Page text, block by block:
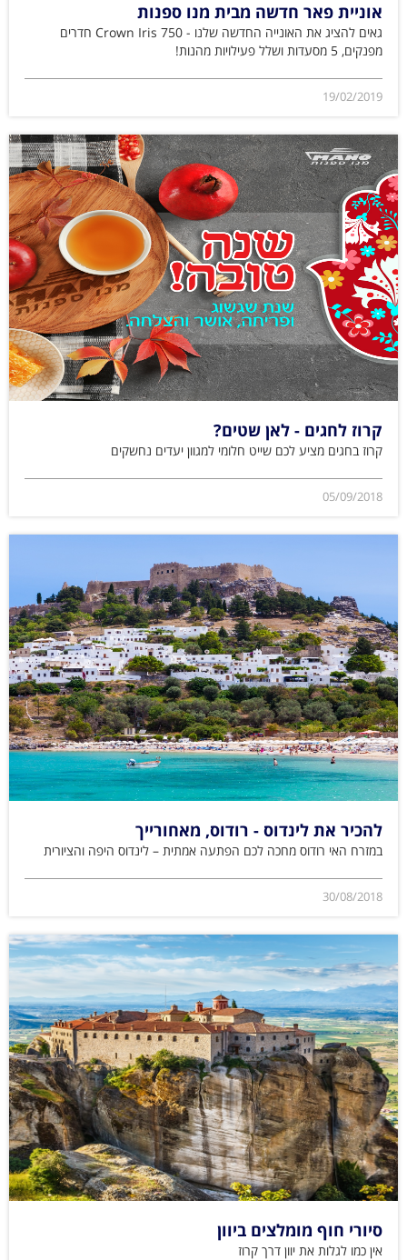
אוניית פאר חדשה מבית מנו ספנות
גאים להציג את האונייה החדשה שלנו - Crown Iris 750 חדרים
מפנקים, 5 מסעדות ושלל פעילויות מהנות!
19/02/2019
קרוז לחגים - לאן שטים?
קרוז בחגים מציע לכם שייט חלומי למגוון יעדים נחשקים
05/09/2018
להכיר את לינדוס - רודוס, מאחורייך
במזרח האי רודוס מחכה לכם הפתעה אמתית – לינדוס היפה והציורית
30/08/2018
סיורי חוף מומלצים ביוון
אין כמו לגלות את יוון דרך קרוז